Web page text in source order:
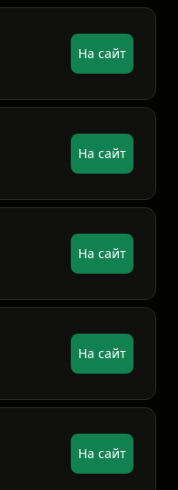
На сайт
На сайт
На сайт
На сайт
На сайт